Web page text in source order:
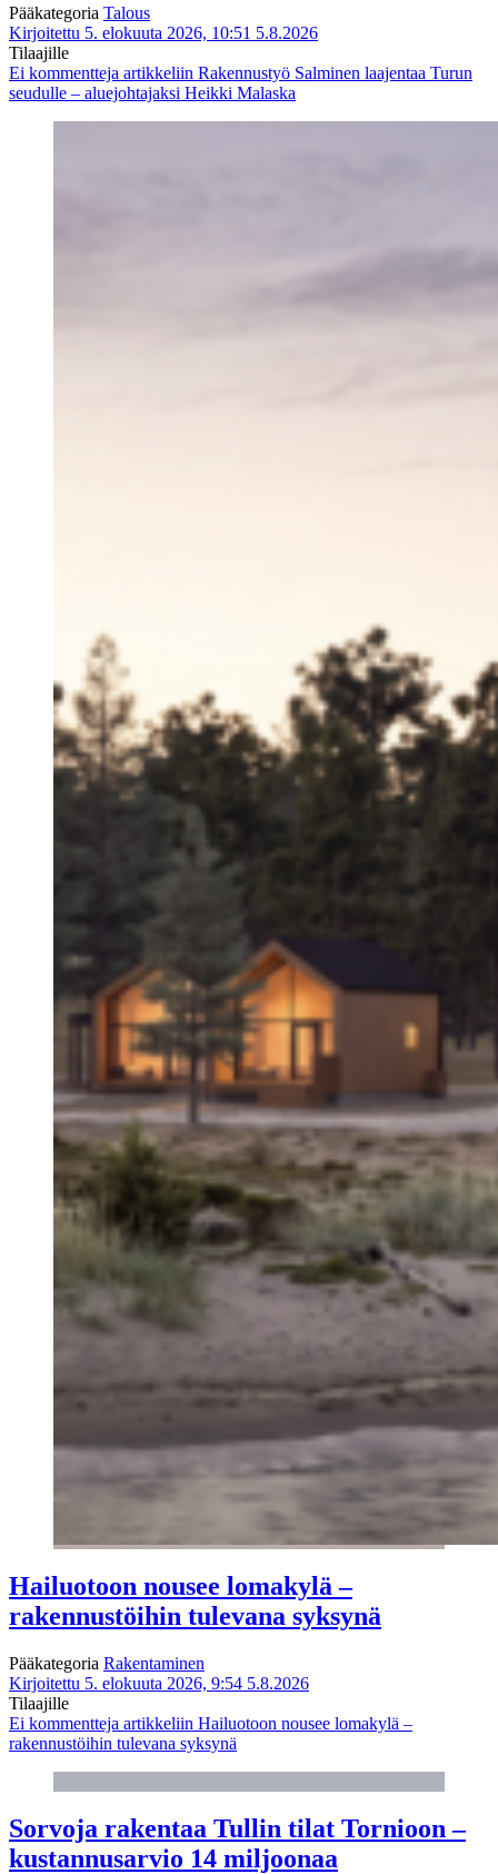
Pääkategoria Talous
Kirjoitettu 5. elokuuta 2026, 10:51 5.8.2026
Tilaajille
Ei kommentteja artikkeliin Rakennustyö Salminen laajentaa Turun
seudulle – aluejohtajaksi Heikki Malaska
Hailuotoon nousee lomakylä –
rakennustöihin tulevana syksynä
Pääkategoria Rakentaminen
Kirjoitettu 5. elokuuta 2026, 9:54 5.8.2026
Tilaajille
Ei kommentteja artikkeliin Hailuotoon nousee lomakylä –
rakennustöihin tulevana syksynä
Sorvoja rakentaa Tullin tilat Tornioon –
kustannusarvio 14 miljoonaa